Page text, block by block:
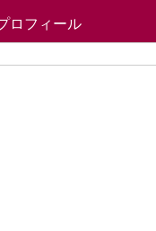
ロフィール